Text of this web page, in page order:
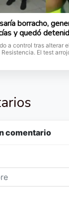
borracho,
y quedó
a control tras alterar
El test
comentario